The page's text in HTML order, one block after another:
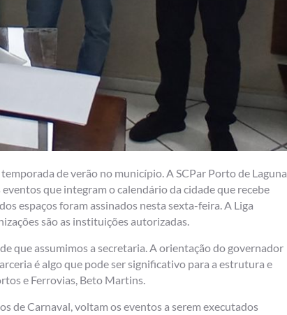
de verão no município. A SCPar Porto de Laguna
que integram o calendário da cidade que recebe
espaços foram assinados nesta sexta-feira. A Liga
são as instituições autorizadas.
que assumimos a secretaria. A orientação do governador
é algo que pode ser significativo para a estrutura e
e Ferrovias, Beto Martins.
de Carnaval, voltam os eventos a serem executados